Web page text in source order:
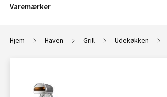
Varemærker
Hjem Haven Grill Udekøkken